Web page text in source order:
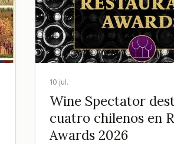
10 jul.
Wine Spectator
cuatro chilenos en
Awards 2026